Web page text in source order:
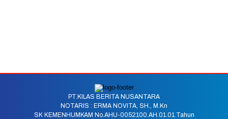
PT.KILAS BERITA NUSANTARA
NOTARIS : ERMA NOVITA, SH., M.Kn
SK KEMENHUMKAM No.AHU-0052100.AH.01.01.Tahun